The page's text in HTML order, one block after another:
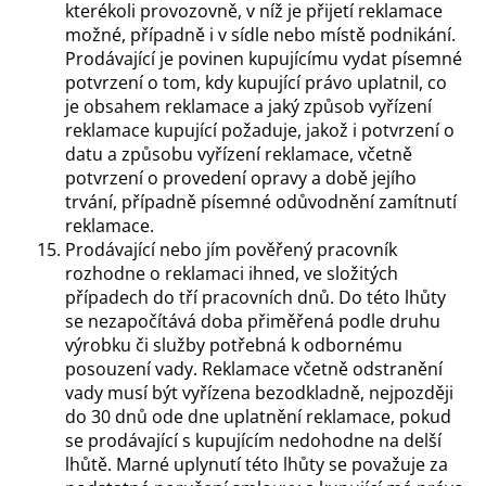
kterékoli provozovně, v níž je přijetí reklamace
možné, případně i v sídle nebo místě podnikání.
Prodávající je povinen kupujícímu vydat písemné
potvrzení o tom, kdy kupující právo uplatnil, co
je obsahem reklamace a jaký způsob vyřízení
reklamace kupující požaduje, jakož i potvrzení o
datu a způsobu vyřízení reklamace, včetně
potvrzení o provedení opravy a době jejího
trvání, případně písemné odůvodnění zamítnutí
reklamace.
Prodávající nebo jím pověřený pracovník
rozhodne o reklamaci ihned, ve složitých
případech do tří pracovních dnů. Do této lhůty
se nezapočítává doba přiměřená podle druhu
výrobku či služby potřebná k odbornému
posouzení vady. Reklamace včetně odstranění
vady musí být vyřízena bezodkladně, nejpozději
do 30 dnů ode dne uplatnění reklamace, pokud
se prodávající s kupujícím nedohodne na delší
lhůtě. Marné uplynutí této lhůty se považuje za